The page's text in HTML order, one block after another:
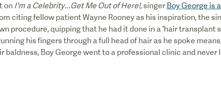
on I'm a Celebrity...Get Me Out of Here!, singer Boy George is
citing fellow patient Wayne Rooney as his inspiration, the
procedure, quipping that he had it done in a 'hair transplant
his fingers through a full head of hair as he spoke
Boy George went to a professional clinic and never